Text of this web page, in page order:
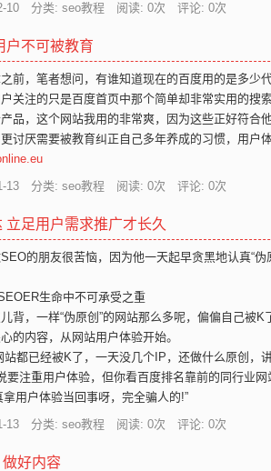
10 分类: seo教程 阅读: 0次 评论: 0次
户不可被教育
前，笔者想问，有谁知道现在的百度用的是多少
关注的只是百度首页中那个简单却非常实用的搜
品，这个网站我用的非常爽，因为这些正好符合
讨厌需要被教育纠正自己多年养成的习惯，用户
13 分类: seo教程 阅读: 0次 评论: 0次
立足用户需求推广才长久
的朋友很苦恼，因为他一天起早贪黑地认真“伪
生命中不可承受之重
背，一样“伪原创”的网站那么多呢，偏偏自己被
的内容，从网站用户体验开始。
站都已经被K了，一天没几个IP，还做什么原创，
要注重用户体验，但你看百度排名靠前的同行业网
拿用户体验当回事呀，完全骗人的!”
13 分类: seo教程 阅读: 0次 评论: 0次
好内容